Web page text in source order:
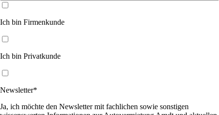
Ich bin Firmenkunde
Ich bin Privatkunde
Newsletter*
Ja, ich möchte den Newsletter mit fachlichen sowie sonstigen